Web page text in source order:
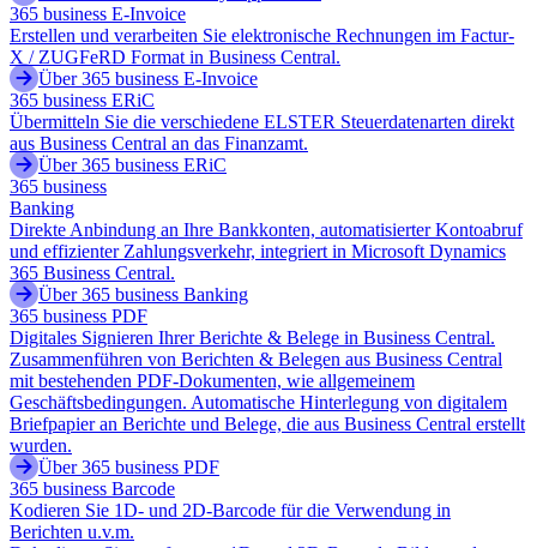
365 business E-Invoice
Erstellen und verarbeiten Sie elektronische Rechnungen im Factur-
X / ZUGFeRD Format in Business Central.
Über 365 business E-Invoice
365 business ERiC
Übermitteln Sie die verschiedene ELSTER Steuerdatenarten direkt
aus Business Central an das Finanzamt.
Über 365 business ERiC
365 business
Banking
Direkte Anbindung an Ihre Bankkonten, automatisierter Kontoabruf
und effizienter Zahlungsverkehr, integriert in Microsoft Dynamics
365 Business Central.
Über 365 business Banking
365 business PDF
Digitales Signieren Ihrer Berichte & Belege in Business Central.
Zusammenführen von Berichten & Belegen aus Business Central
mit bestehenden PDF-Dokumenten, wie allgemeinem
Geschäftsbedingungen. Automatische Hinterlegung von digitalem
Briefpapier an Berichte und Belege, die aus Business Central erstellt
wurden.
Über 365 business PDF
365 business Barcode
Kodieren Sie 1D- und 2D-Barcode für die Verwendung in
Berichten u.v.m.